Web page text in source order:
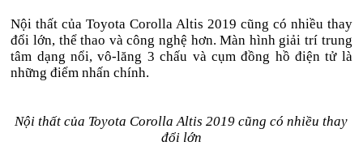
Nội thất của Toyota Corolla Altis 2019 cũng có nhiều thay
đổi lớn, thể thao và công nghệ hơn. Màn hình giải trí trung
tâm dạng nổi, vô-lăng 3 chấu và cụm đồng hồ điện tử là
những điểm nhấn chính.
Nội thất của Toyota Corolla Altis 2019 cũng có nhiều thay
đổi lớn